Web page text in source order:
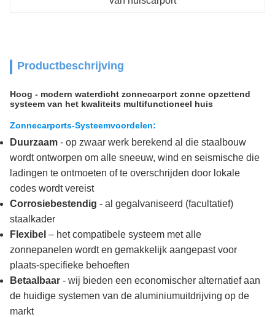
Productbeschrijving
Hoog - modern waterdicht zonnecarport zonne opzettend
systeem van het kwaliteits multifunctioneel huis
Zonnecarports-Systeemvoordelen:
Duurzaam - op zwaar werk berekend al die staalbouw
wordt ontworpen om alle sneeuw, wind en seismische die
ladingen te ontmoeten of te overschrijden door lokale
codes wordt vereist
Corrosiebestendig - al gegalvaniseerd (facultatief)
staalkader
Flexibel – het compatibele systeem met alle
zonnepanelen wordt en gemakkelijk aangepast voor
plaats-specifieke behoeften
Betaalbaar - wij bieden een economischer alternatief aan
de huidige systemen van de aluminiumuitdrijving op de
markt